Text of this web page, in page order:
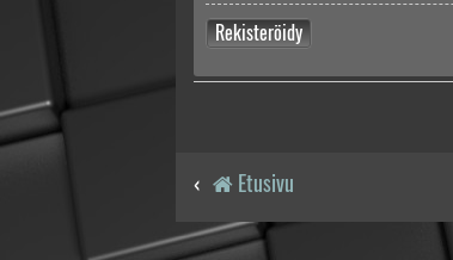
Rekisteröidy
Etusivu